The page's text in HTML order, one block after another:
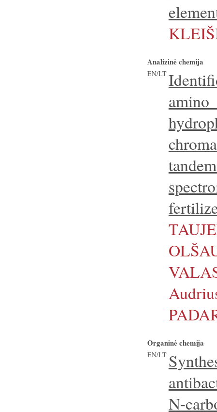
Analizinė chemija
EN/LT
Organinė chemija
EN/LT
N-